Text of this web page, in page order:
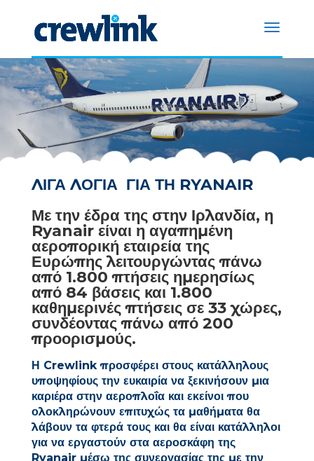
ΛΙΓΑ ΛΟΓΙΑ ΓΙΑ ΤΗ RYANAIR
Με την έδρα της στην Ιρλανδία, η
Ryanair είναι η αγαπημένη
αεροπορική εταιρεία της
Ευρώπης λειτουργώντας πάνω
από 1.800 πτήσεις ημερησίως
από 84 βάσεις και 1.800
καθημερινές πτήσεις σε 33 χώρες,
συνδέοντας πάνω από 200
προορισμούς.
Η Crewlink προσφέρει στους κατάλληλους
υποψηφίους την ευκαιρία να ξεκινήσουν μια
καριέρα στην αεροπλοΐα και εκείνοι που
ολοκληρώνουν επιτυχώς τα μαθήματα θα
λάβουν τα φτερά τους και θα είναι κατάλληλοι
για να εργαστούν στα αεροσκάφη της
Ryanair μέσω της συνεργασίας της με την